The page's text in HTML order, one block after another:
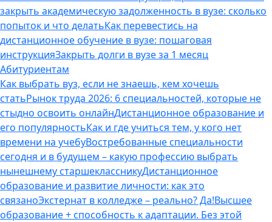
закрыть академическую задолженность в вузе: сколько
попыток и что делатьКак перевестись на
дистанционное обучение в вузе: пошаговая
инструкцияЗакрыть долги в вузе за 1 месяц
Абитуриентам
Как выбрать вуз, если не знаешь, кем хочешь
статьРынок труда 2026: 6 специальностей, которые не
стыдно освоить онлайнДистанционное образование и
его популярностьКак и где учиться тем, у кого нет
времени на учебуВостребованные специальности
сегодня и в будущем – какую профессию выбрать
нынешнему старшеклассникуДистанционное
образование и развитие личности: как это
связаноЭкстернат в колледже – реально? Да!Высшее
образование + способность к адаптации. Без этой